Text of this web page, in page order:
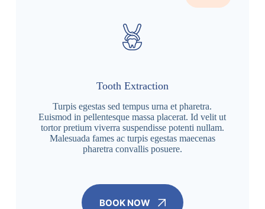
Tooth Extraction
Turpis egestas sed tempus urna et pharetra.
Euismod in pellentesque massa placerat. Id velit ut
tortor pretium viverra suspendisse potenti nullam.
Malesuada fames ac turpis egestas maecenas
pharetra convallis posuere.
BOOK NOW